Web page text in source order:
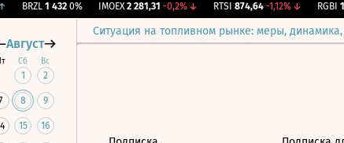
BRZL 1 432 0% IMOEX 2 281,31 -0,2%↓ RTSI 874,64 -1,12%↓ RGBI
Ситуация на топливном рынке: меры,
Август
Сб Вс
1 2
8 9
15 16